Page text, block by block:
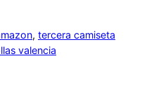
, tercera camiseta
valencia